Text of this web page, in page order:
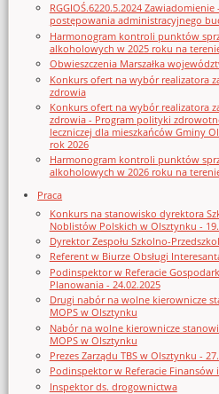
RGGIOŚ.6220.5.2024
postępowania administracyjnego
Harmonogram kontroli punktów
alkoholowych w 2025 roku na
Obwieszczenia Marszałka
Konkurs ofert na wybór realizatora
zdrowia
Konkurs ofert na wybór realizatora
zdrowia - Program polityki
leczniczej dla mieszkańców Gminy
rok 2026
Harmonogram kontroli punktów
alkoholowych w 2026 roku na
Praca
Konkurs na stanowisko dyrektora
Noblistów Polskich w Olsztynku -
Dyrektor Zespołu Szkolno-
Referent w Biurze Obsługi
Podinspektor w Referacie
Planowania - 24.02.2025
Drugi nabór na wolne kierownicze
MOPS w Olsztynku
Nabór na wolne kierownicze
MOPS w Olsztynku
Prezes Zarządu TBS w Olsztynku -
Podinspektor w Referacie Finansów
Inspektor ds. drogownictwa